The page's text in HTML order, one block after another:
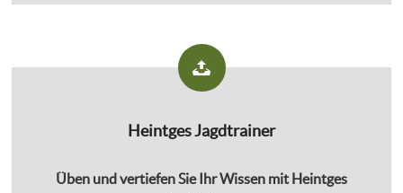
Heintges Jagdtrainer
Üben und vertiefen Sie Ihr Wissen mit Heintges